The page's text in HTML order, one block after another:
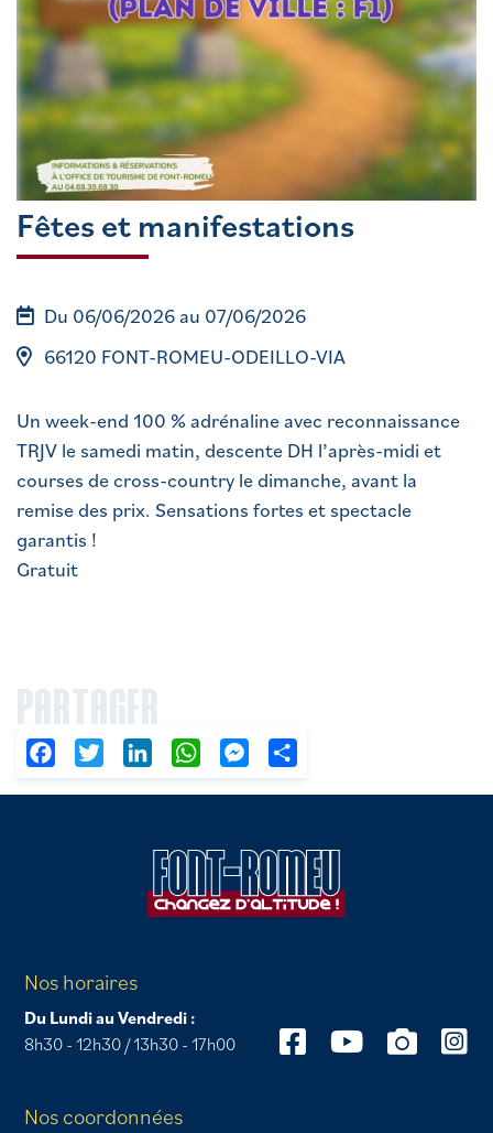
Fêtes et manifestations
Du 06/06/2026 au 07/06/2026
66120 FONT-ROMEU-ODEILLO-VIA
Un week-end 100 % adrénaline avec reconnaissance
TRJV le samedi matin, descente DH l’après-midi et
courses de cross-country le dimanche, avant la
remise des prix. Sensations fortes et spectacle
garantis !
Gratuit
PARTAGER
FacebookTwitter LinkedIn WhatsAppMessenger
Nos horaires
Du Lundi au Vendredi :
8h30 - 12h30 / 13h30 - 17h00
Nos coordonnées